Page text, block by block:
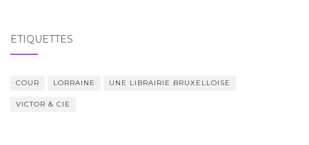
ÉTIQUETTES
COUR LORRAINE UNE LIBRAIRIE BRUXELLOISE
VICTOR & CIE